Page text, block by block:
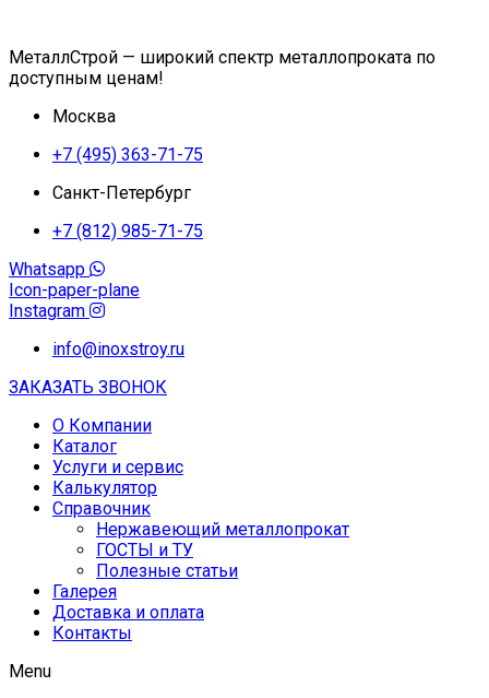
МеталлСтрой — широкий спектр металлопроката по
доступным ценам!
Москва
+7 (495) 363-71-75
Санкт-Петербург
+7 (812) 985-71-75
Whatsapp
Icon-paper-plane
Instagram
info@inoxstroy.ru
ЗАКАЗАТЬ ЗВОНОК
О Компании
Каталог
Услуги и сервис
Калькулятор
Справочник
Нержавеющий металлопрокат
ГОСТЫ и ТУ
Полезные статьи
Галерея
Доставка и оплата
Контакты
Menu